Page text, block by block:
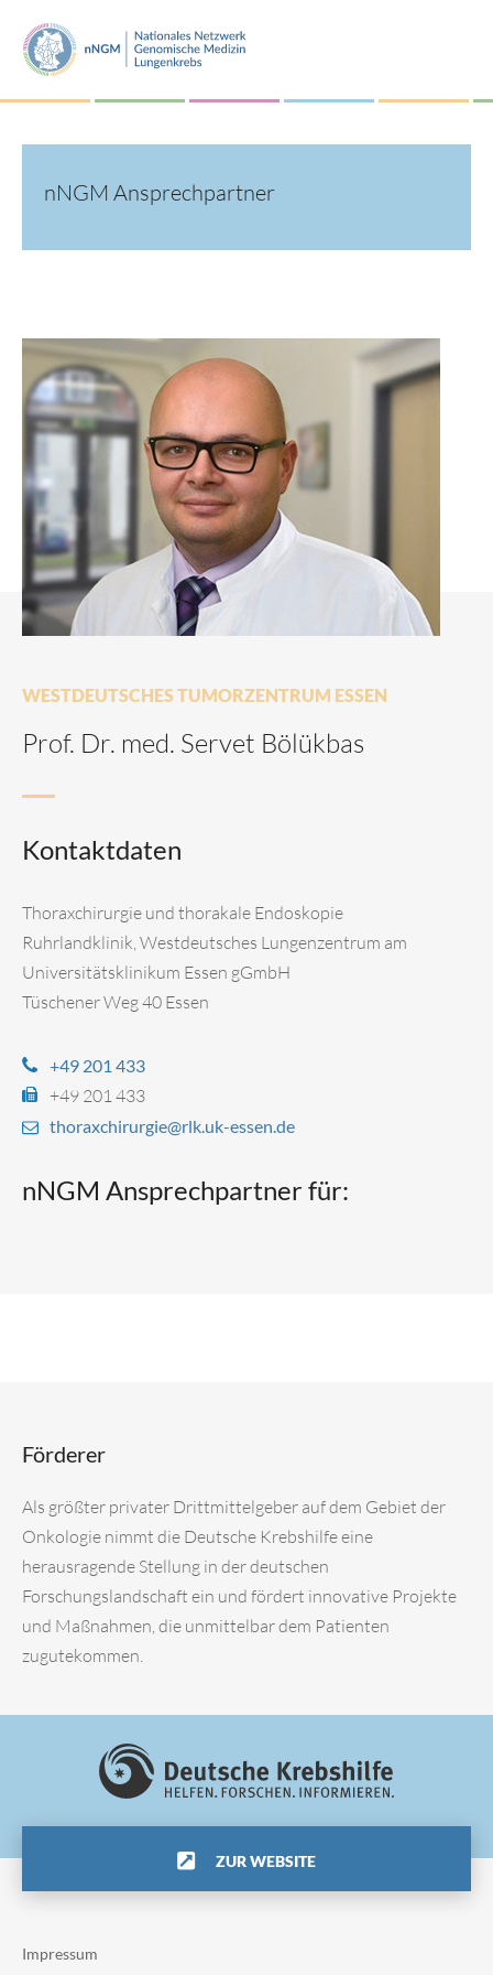
nNGM Ansprechpartner
WESTDEUTSCHES TUMORZENTRUM ESSEN
Prof. Dr. med. Servet Bölükbas
Kontaktdaten
Thoraxchirurgie und thorakale Endoskopie
Ruhrlandklinik, Westdeutsches Lungenzentrum am
Universitätsklinikum Essen gGmbH
Tüschener Weg 40 Essen
+49 201 433
+49 201 433
thoraxchirurgie@rlk.uk-essen.de
nNGM Ansprechpartner für:
Förderer
Als größter privater Drittmittelgeber auf dem Gebiet der
Onkologie nimmt die Deutsche Krebshilfe eine
herausragende Stellung in der deutschen
Forschungslandschaft ein und fördert innovative Projekte
und Maßnahmen, die unmittelbar dem Patienten
zugutekommen.
ZUR WEBSITE
Impressum